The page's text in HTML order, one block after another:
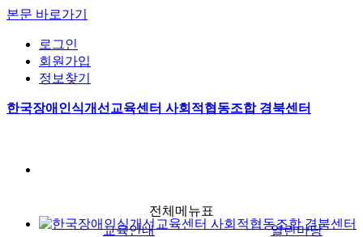
본문 바로가기
로그인
회원가입
정보찾기
한국장애인식개선교육센터 사회적협동조합 경북센터
전체메뉴표
교육안내 열린마당